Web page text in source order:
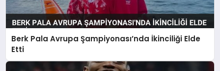
Berk Pala Avrupa Şampiyonası’nda İkinciliği Elde
Etti